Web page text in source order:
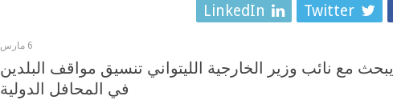
Twitter
LinkedIn
6 مارس
مع نائب وزير الخارجية الليتواني تنسيق مواقف البلدين
في المحافل الدولية